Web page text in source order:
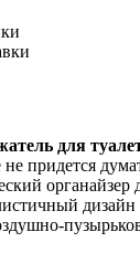
для
придется
органайзер
дизайн